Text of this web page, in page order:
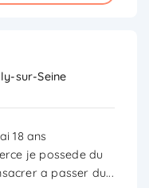
sur-Seine
18 ans
je possede du
a passer du...